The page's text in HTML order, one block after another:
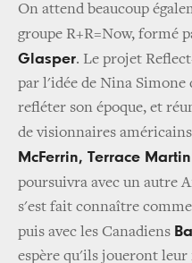
On attend beaucoup
groupe R+R=Now, formé
Glasper. Le projet
par l'idée de Nina Simone
refléter son époque, et
de visionnaires
McFerrin, Terrace
poursuivra avec un autre
s'est fait connaître
puis avec les Canadiens
espère qu'ils joueront